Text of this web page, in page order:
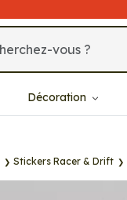
Décoration
Stickers Racer & Drift